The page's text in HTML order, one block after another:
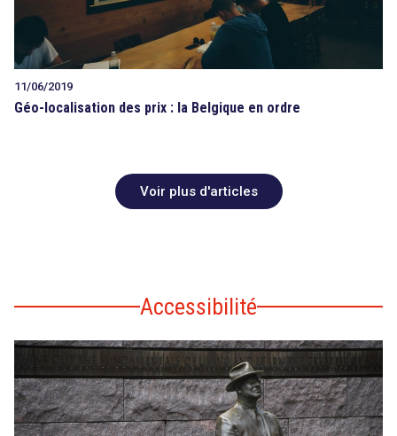
11/06/2019
Géo-localisation des prix : la Belgique en ordre
Voir plus d'articles
Accessibilité